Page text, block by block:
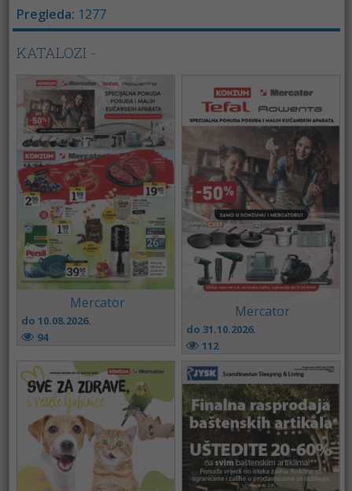
Pregleda: 1277
KATALOZI -
Mercator
do 10.08.2026.
94
Mercator
do 31.10.2026.
112